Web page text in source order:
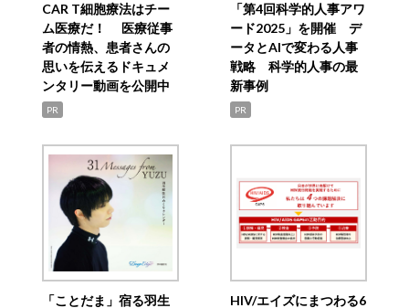
CAR T細胞療法はチー
ム医療だ！ 医療従事
者の情熱、患者さんの
思いを伝えるドキュメ
ンタリー動画を公開中
PR
「第4回科学的人事アワ
ード2025」を開催 デ
ータとAIで変わる人事
戦略 科学的人事の最
新事例
PR
「ことだま」宿る羽生
HIV/エイズにまつわる6